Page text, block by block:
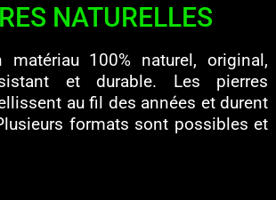
NATURELLES
matériau 100% naturel, original,
et durable. Les pierres
au fil des années et durent
formats sont possibles et